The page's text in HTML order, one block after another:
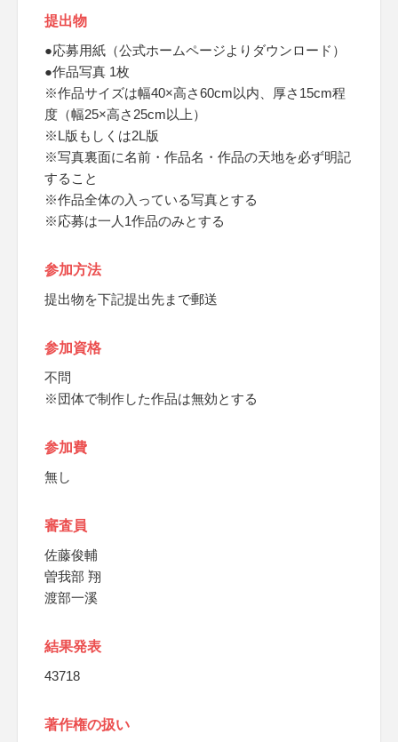
提出物
●応募用紙（公式ホームページよりダウンロード）
●作品写真 1枚
※作品サイズは幅40×高さ60cm以内、厚さ15cm程
度（幅25×高さ25cm以上）
※L版もしくは2L版
※写真裏面に名前・作品名・作品の天地を必ず明記
すること
※作品全体の入っている写真とする
※応募は一人1作品のみとする
参加方法
提出物を下記提出先まで郵送
参加資格
不問
※団体で制作した作品は無効とする
参加費
無し
審査員
佐藤俊輔
曽我部 翔
渡部一溪
結果発表
43718
著作権の扱い